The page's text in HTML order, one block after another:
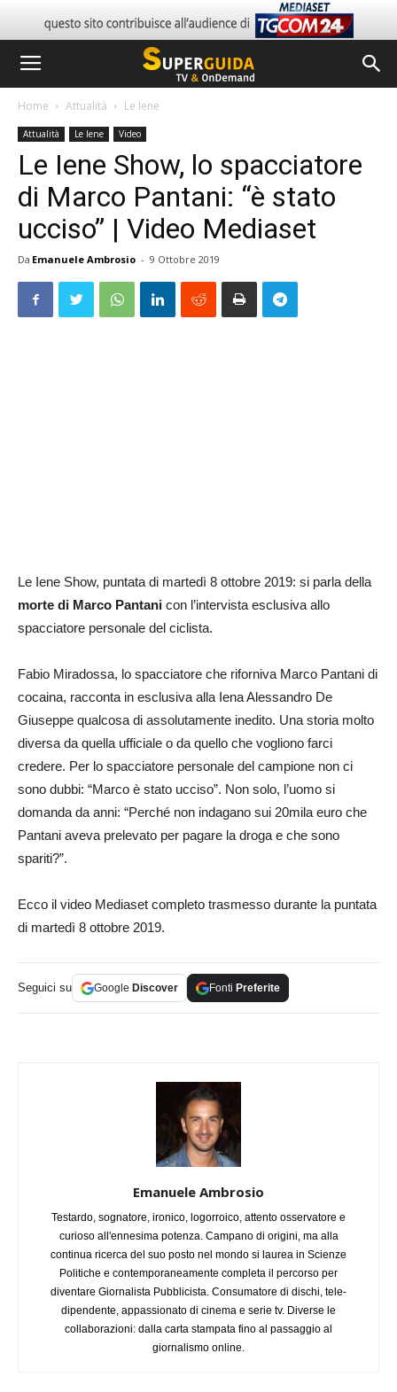
Home Attualità Le Iene
Attualità Le Iene Video
Le Iene Show, lo spacciatore
di Marco Pantani: “è stato
ucciso” | Video Mediaset
Da Emanuele Ambrosio - 9 Ottobre 2019
Le Iene Show, puntata di martedì 8 ottobre 2019: si parla della
morte di Marco Pantani con l’intervista esclusiva allo
spacciatore personale del ciclista.
Fabio Miradossa, lo spacciatore che riforniva Marco Pantani di
cocaina, racconta in esclusiva alla Iena Alessandro De
Giuseppe qualcosa di assolutamente inedito. Una storia molto
diversa da quella ufficiale o da quello che vogliono farci
credere. Per lo spacciatore personale del campione non ci
sono dubbi: “Marco è stato ucciso”. Non solo, l’uomo si
domanda da anni: “Perché non indagano sui 20mila euro che
Pantani aveva prelevato per pagare la droga e che sono
spariti?”.
Ecco il video Mediaset completo trasmesso durante la puntata
di martedì 8 ottobre 2019.
Seguici su Google Discover Fonti Preferite
Emanuele Ambrosio
Testardo, sognatore, ironico, logorroico, attento osservatore e
curioso all'ennesima potenza. Campano di origini, ma alla
continua ricerca del suo posto nel mondo si laurea in Scienze
Politiche e contemporaneamente completa il percorso per
diventare Giornalista Pubblicista. Consumatore di dischi, tele-
dipendente, appassionato di cinema e serie tv. Diverse le
collaborazioni: dalla carta stampata fino al passaggio al
giornalismo online.